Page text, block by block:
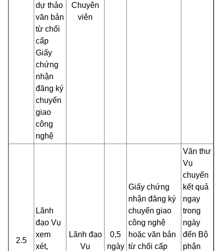
dự thảo
văn bản
từ chối
cấp
Giấy
chứng
nhận
đăng ký
chuyển
giao
công
nghệ
Chuyên
viên
2.5
Lãnh
đạo Vụ
xem
xét,
Lãnh đạo
Vụ
0,5
ngày
Giấy chứng
nhận đăng ký
chuyển giao
công nghệ
hoặc văn bản
từ chối cấp
Văn thư
Vụ
chuyển
kết quả
ngay
trong
ngày
đến Bộ
phận